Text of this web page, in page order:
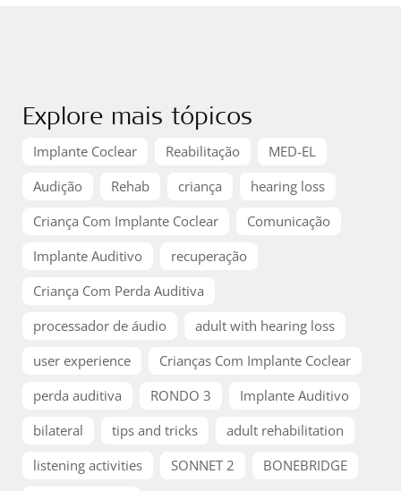
Explore mais tópicos
Implante Coclear Reabilitação
MED-EL
Audição
Rehab criança
hearing loss
Criança Com Implante Coclear
Comunicação
Implante Auditivo
recuperação
Criança Com Perda Auditiva
processador de áudio
adult with hearing loss
user experience
Crianças Com Implante Coclear
perda auditiva
RONDO 3
Implante Auditivo
bilateral
tips and tricks
adult rehabilitation
listening activities
SONNET 2
BONEBRIDGE